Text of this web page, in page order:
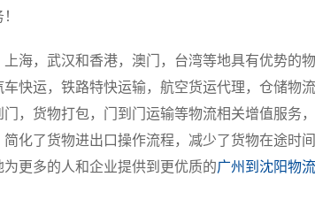
海，武汉和香港，澳门，台湾等地具有优势的
快运，铁路特快运输，航空货运代理，仓储物
，货物打包，门到门运输等物流相关增值服务
化了货物进出口操作流程，减少了货物在途时
更多的人和企业提供到更优质的广州到沈阳物